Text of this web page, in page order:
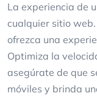
La experiencia de
cualquier sitio
ofrezca una
Optimiza la
asegúrate de que
móviles y brinda